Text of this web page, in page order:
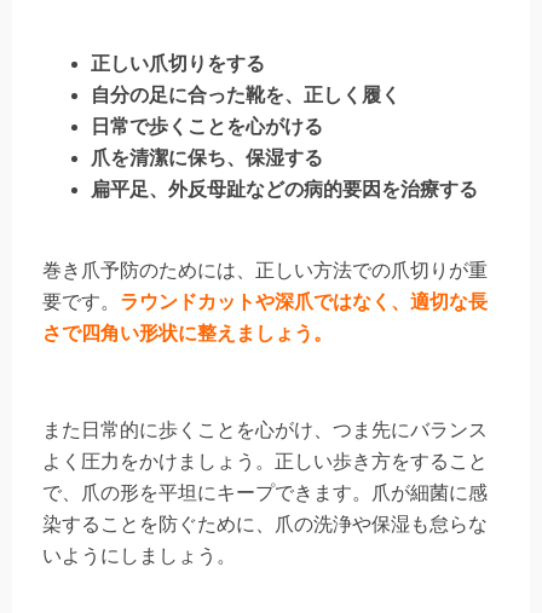
正しい爪切りをする
自分の足に合った靴を、正しく履く
日常で歩くことを心がける
爪を清潔に保ち、保湿する
扁平足、外反母趾などの病的要因を治療する
巻き爪予防のためには、正しい方法での爪切りが重
要です。 ラウンドカットや深爪ではなく、適切な長
さで四角い形状に整えましょう。
また日常的に歩くことを心がけ、つま先にバランス
よく圧力をかけましょう。正しい歩き方をすること
で、爪の形を平坦にキープできます。爪が細菌に感
染することを防ぐために、爪の洗浄や保湿も怠らな
いようにしましょう。